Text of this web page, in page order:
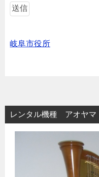
岐阜市役所
レンタル機種 アオヤ